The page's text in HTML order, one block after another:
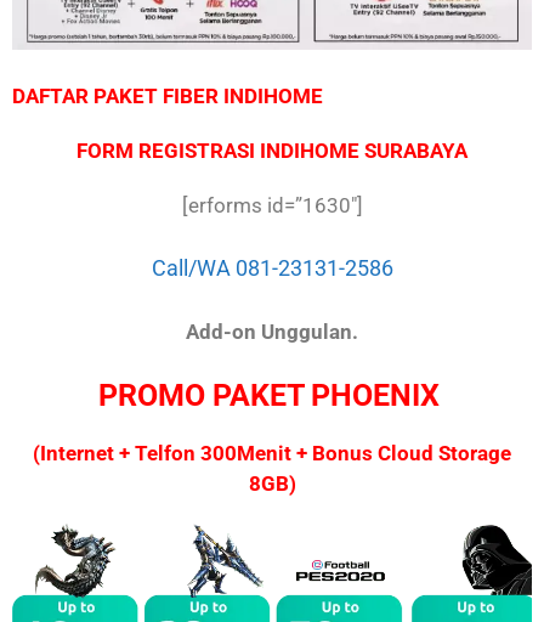
DAFTAR PAKET FIBER INDIHOME
FORM REGISTRASI INDIHOME SURABAYA
[erforms id=”1630″]
Call/WA 081-23131-2586
Add-on Unggulan.
PROMO PAKET PHOENIX
(Internet + Telfon 300Menit + Bonus Cloud Storage
8GB)